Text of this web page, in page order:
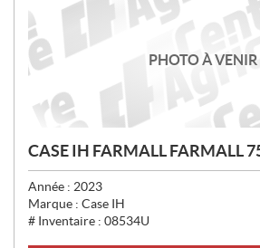
PHOTO À VENIR
CASE IH FARMALL FARMALL
Année : 2023
Marque : Case IH
# Inventaire : 08534U